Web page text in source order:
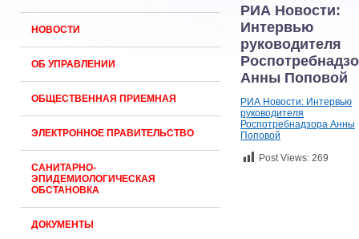
НОВОСТИ
ОБ УПРАВЛЕНИИ
ОБЩЕСТВЕННАЯ ПРИЕМНАЯ
ЭЛЕКТРОННОЕ ПРАВИТЕЛЬСТВО
САНИТАРНО-
ЭПИДЕМИОЛОГИЧЕСКАЯ
ОБСТАНОВКА
ДОКУМЕНТЫ
РИА Новости:
Интервью
руководителя
Анны Поповой
РИА Новости: Интервью
руководителя
Роспотребнадзора Анны
Поповой
Post Views: 269